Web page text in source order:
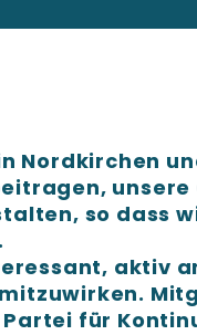
Nordkirchen
unsere
so dass
aktiv
für